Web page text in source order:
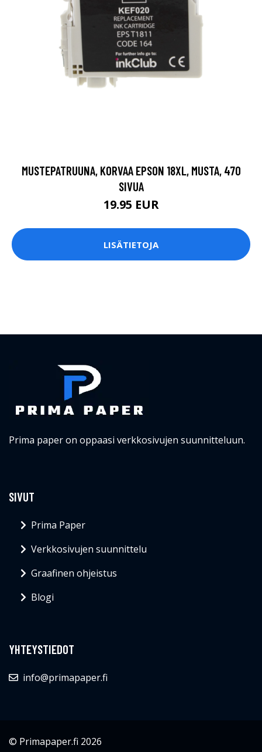
MUSTEPATRUUNA, KORVAA EPSON 18XL, MUSTA, 470
SIVUA
19.95 EUR
LISÄTIETOJA
Prima paper on oppaasi verkkosivujen suunnitteluun.
SIVUT
Prima Paper
Verkkosivujen suunnittelu
Graafinen ohjeistus
Blogi
YHTEYSTIEDOT
info@primapaper.fi
© Primapaper.fi 2026